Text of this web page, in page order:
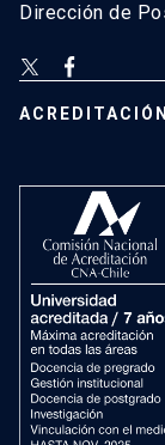
Dirección de
ACREDITACIÓN